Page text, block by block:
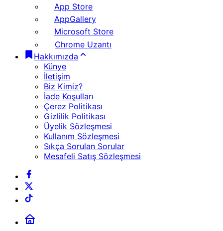
App Store
AppGallery
Microsoft Store
Chrome Uzantı
Hakkımızda
Künye
İletişim
Biz Kimiz?
İade Koşulları
Çerez Politikası
Gizlilik Politikası
Üyelik Sözleşmesi
Kullanım Sözleşmesi
Sıkça Sorulan Sorular
Mesafeli Satış Sözleşmesi